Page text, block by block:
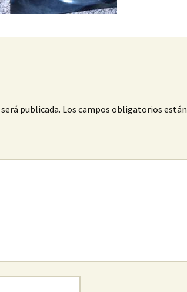
publicada. Los campos obligatorios están